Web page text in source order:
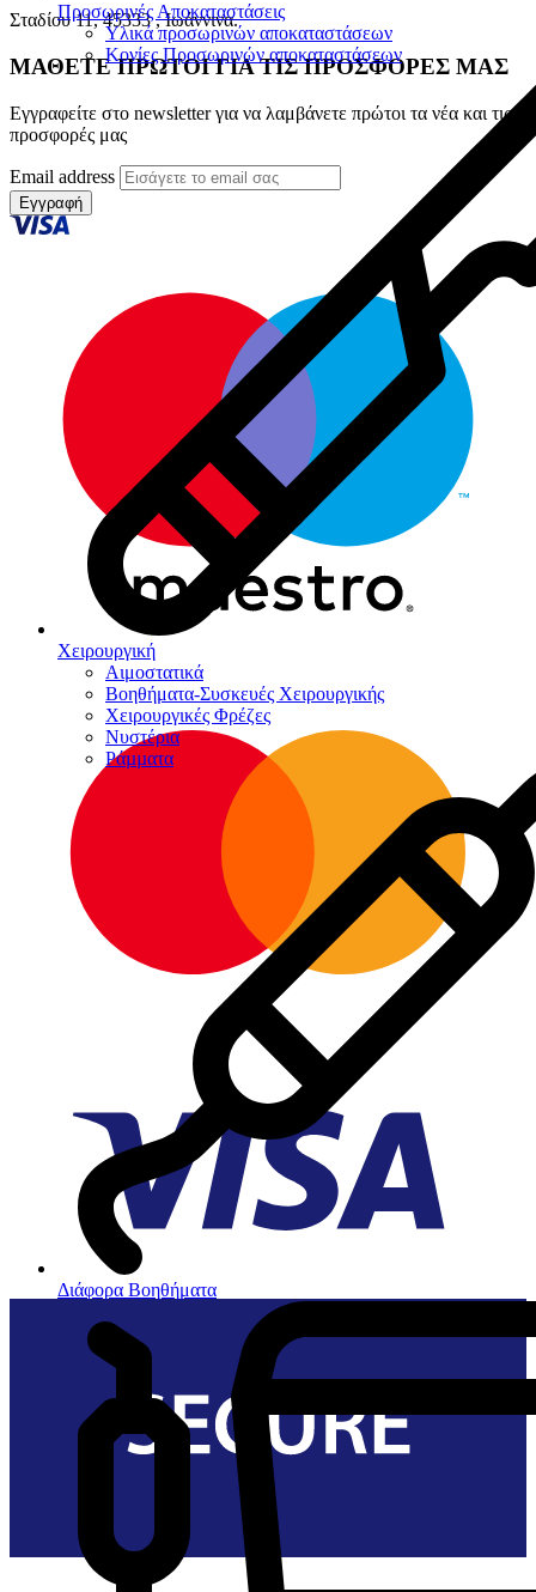
Προσωρινές Αποκαταστάσεις
Υλικά προσωρινών αποκαταστάσεων
Κονίες Προσωρινών αποκαταστάσεων
Χειρουργική
Αιμοστατικά
Βοηθήματα-Συσκευές Χειρουργικής
Χειρουργικές Φρέζες
Νυστέρια
Ράµµατα
Διάφορα Βοηθήματα
Σταδίου 11, 45333 , Ιωάννινα.
ΜΑΘΕΤΕ ΠΡΩΤΟΙ ΓΙΑ ΤΙΣ ΠΡΟΣΦΟΡΕΣ ΜΑΣ
Εγγραφείτε στο newsletter για να λαμβάνετε πρώτοι τα νέα και τις
προσφορές μας
Email address
Εγγραφή